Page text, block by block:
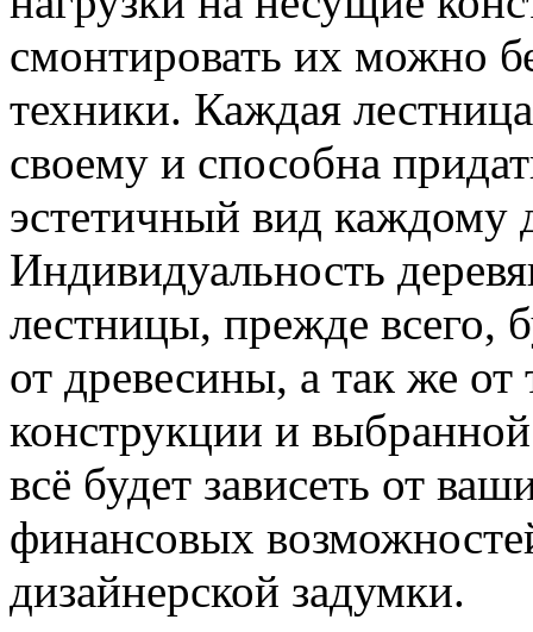
смонтировать их можно
техники. Каждая
своему и способна
эстетичный вид каждому
Индивидуальность
лестницы, прежде всего,
от древесины, а так же от
конструкции и
всё будет зависеть от
финансовых
дизайнерской задумки.